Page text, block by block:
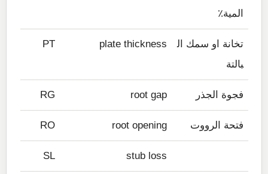
المية٪
تخانة او سمك ال
بالتة
plate thickness
PT
فجوة الجذر root gap
RG
فتحة الرووت root opening
RO
stub loss
SL